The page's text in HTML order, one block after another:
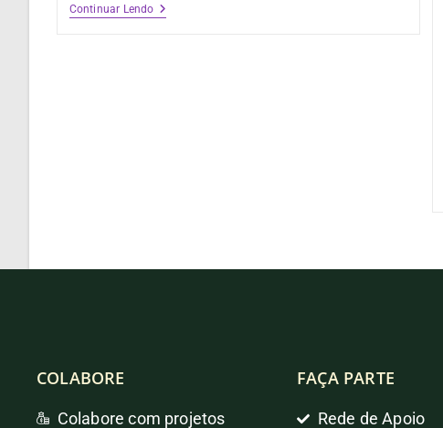
Continuar Lendo
COLABORE
Colabore com projetos
FAÇA PARTE
Rede de Apoio